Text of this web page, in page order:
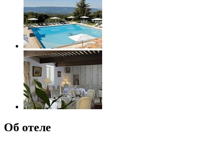
Об отеле